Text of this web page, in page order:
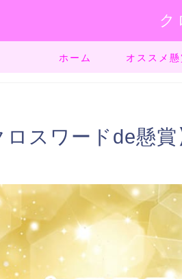
ク
ホーム オススメ
ロスワードde懸